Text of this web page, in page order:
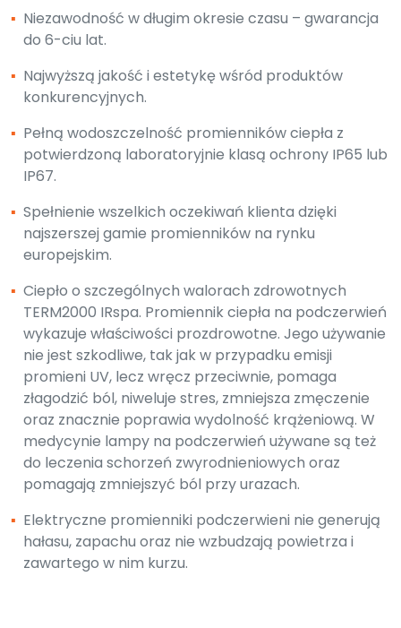
▪ Niezawodność w długim okresie czasu – gwarancja
do 6-ciu lat.
▪ Najwyższą jakość i estetykę wśród produktów
konkurencyjnych.
▪ Pełną wodoszczelność promienników ciepła z
potwierdzoną laboratoryjnie klasą ochrony IP65 lub
IP67.
▪ Spełnienie wszelkich oczekiwań klienta dzięki
najszerszej gamie promienników na rynku
europejskim.
▪ Ciepło o szczególnych walorach zdrowotnych
TERM2000 IRspa. Promiennik ciepła na podczerwień
wykazuje właściwości prozdrowotne. Jego używanie
nie jest szkodliwe, tak jak w przypadku emisji
promieni UV, lecz wręcz przeciwnie, pomaga
złagodzić ból, niweluje stres, zmniejsza zmęczenie
oraz znacznie poprawia wydolność krążeniową. W
medycynie lampy na podczerwień używane są też
do leczenia schorzeń zwyrodnieniowych oraz
pomagają zmniejszyć ból przy urazach.
▪ Elektryczne promienniki podczerwieni nie generują
hałasu, zapachu oraz nie wzbudzają powietrza i
zawartego w nim kurzu.